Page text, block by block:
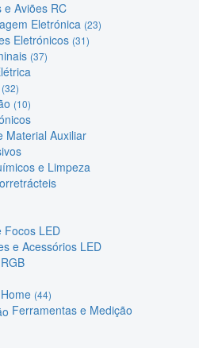
e Aviões RC
Eletrónica (23)
Eletrónicos (31)
(37)
(32)
(10)
Material Auxiliar
e Limpeza
Focos LED
e Acessórios LED
(44)
Ferramentas e Medição